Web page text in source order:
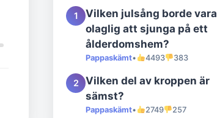
1
Vilken julsång borde vara
olaglig att sjunga på ett
ålderdomshem?
Pappaskämt• 4493 383
2
Vilken del av kroppen är
sämst?
Pappaskämt• 2749 257